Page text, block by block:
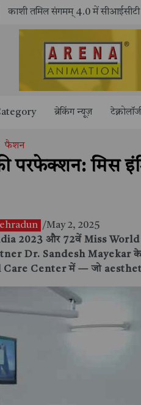
ब्रेकिंग न्यूज़
फैशन
परफेक्शन: मिस
/May 2, 2025
2023 और 72वें Miss World
Dr. Sandesh Mayekar के
Care Centerमें — जो